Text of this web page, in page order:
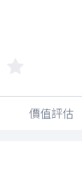
價值評估